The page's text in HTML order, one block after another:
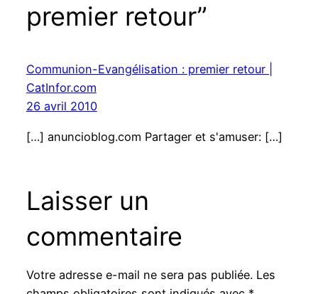
premier retour”
Communion-Evangélisation : premier retour |
CatInfor.com
26 avril 2010
[…] anuncioblog.com Partager et s'amuser: […]
Laisser un
commentaire
Votre adresse e-mail ne sera pas publiée. Les